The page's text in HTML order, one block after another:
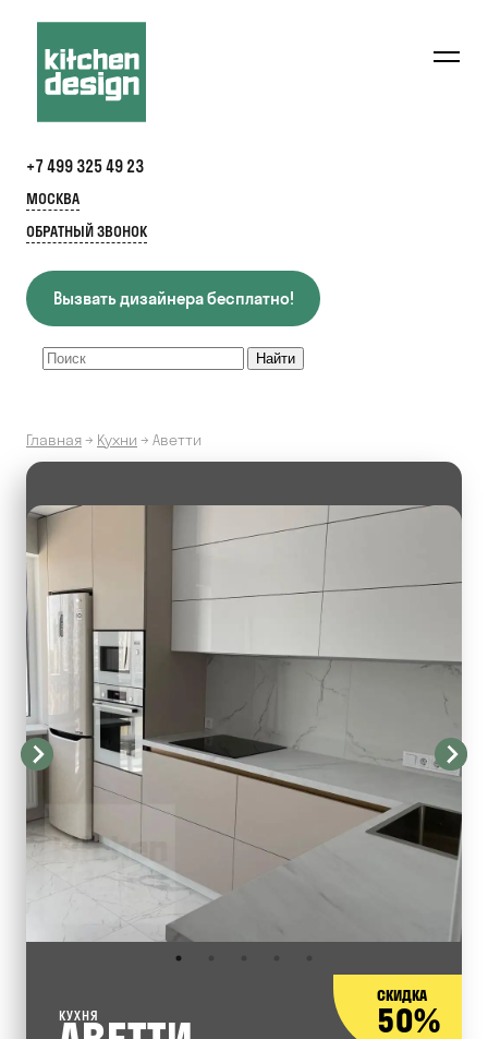
+7 499 325 49 23
МОСКВА
ОБРАТНЫЙ ЗВОНОК
Вызвать дизайнера бесплатно!
Главная→ Кухни → Аветти
СКИДКА
50%
КУХНЯ